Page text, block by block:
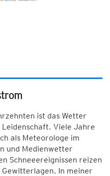
ist das Wetter
Viele Jahre
als Meteorologe im
und Medienwetter
Schneeereignissen reizen
In meiner